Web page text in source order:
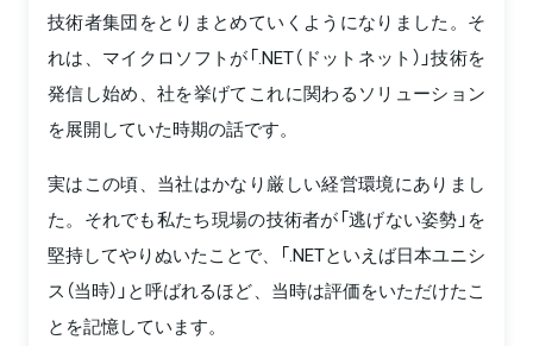
技術者集団をとりまとめていくようになりました。そ
れは、マイクロソフトが「.NET（ドットネット）」技術を
発信し始め、社を挙げてこれに関わるソリューション
を展開していた時期の話です。
実はこの頃、当社はかなり厳しい経営環境にありまし
た。それでも私たち現場の技術者が「逃げない姿勢」を
堅持してやりぬいたことで、「.NETといえば日本ユニシ
ス（当時）」と呼ばれるほど、当時は評価をいただけたこ
とを記憶しています。